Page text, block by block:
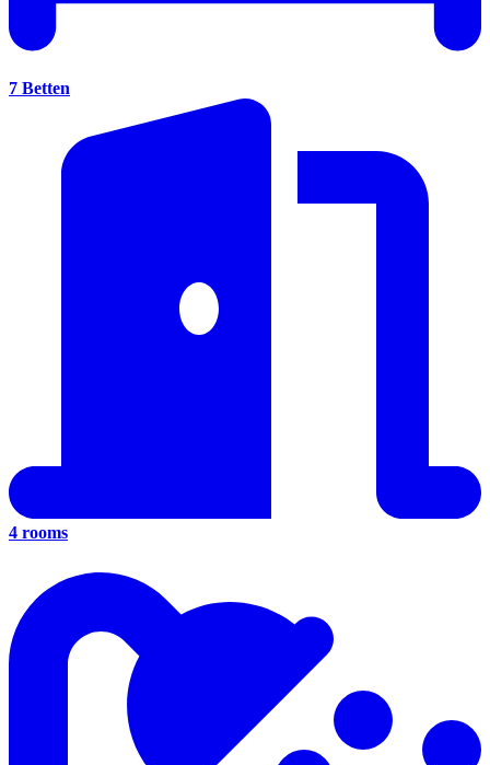
7 Betten
4 rooms